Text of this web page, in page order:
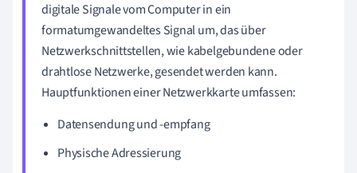
digitale Signale vom Computer in ein
formatumgewandeltes Signal um, das über
Netzwerkschnittstellen, wie kabelgebundene oder
drahtlose Netzwerke, gesendet werden kann.
Hauptfunktionen einer Netzwerkkarte umfassen:
Datensendung und -empfang
Physische Adressierung